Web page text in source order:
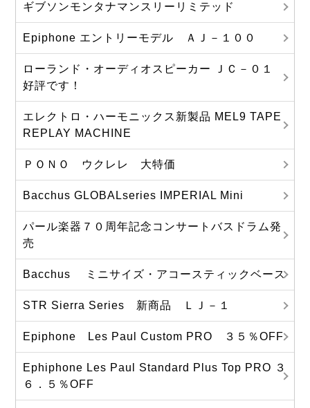
ギブソンモンタナマンスリーリミテッド
Epiphone エントリーモデル ＡＪ－１００
ローランド・オーディオスピーカー ＪＣ－０１
好評です！
エレクトロ・ハーモニックス新製品 MEL9 TAPE
REPLAY MACHINE
ＰＯＮＯ ウクレレ 大特価
Bacchus GLOBALseries IMPERIAL Mini
パール楽器７０周年記念コンサートバスドラム発
売
Bacchus ミニサイズ・アコースティックベース
STR Sierra Series 新商品 ＬＪ－１
Epiphone Les Paul Custom PRO ３５％OFF
Ephiphone Les Paul Standard Plus Top PRO ３
６．５％OFF